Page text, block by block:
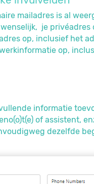
mailadres is al
je
op, inclusief het
op,
informatie
of assistent,
dezelfde